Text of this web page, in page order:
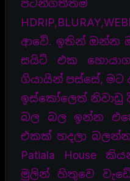
ආවේ. ඉතින් ඔන්න
සයිට් එක
ගියායින් පස්සේ,
ඉස්කෝලෙත් නිවාඩු
බල බල ඉන්න
එකක් හදලා
Patiala House
මුලින් හිතුවෙ